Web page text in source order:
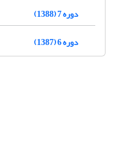
دوره 7 (1388)
دوره 6 (1387)